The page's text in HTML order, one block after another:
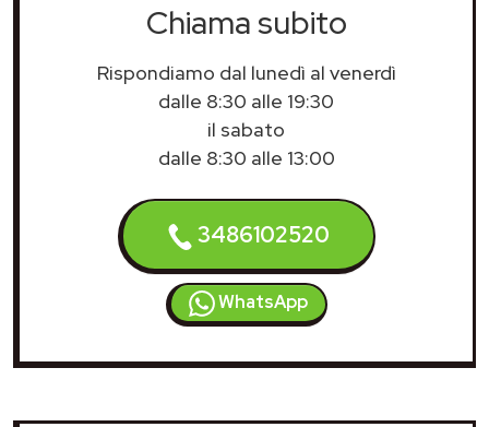
Chiama subito
Rispondiamo dal lunedì al venerdì
dalle 8:30 alle 19:30
il sabato
dalle 8:30 alle 13:00
3486102520
WhatsApp